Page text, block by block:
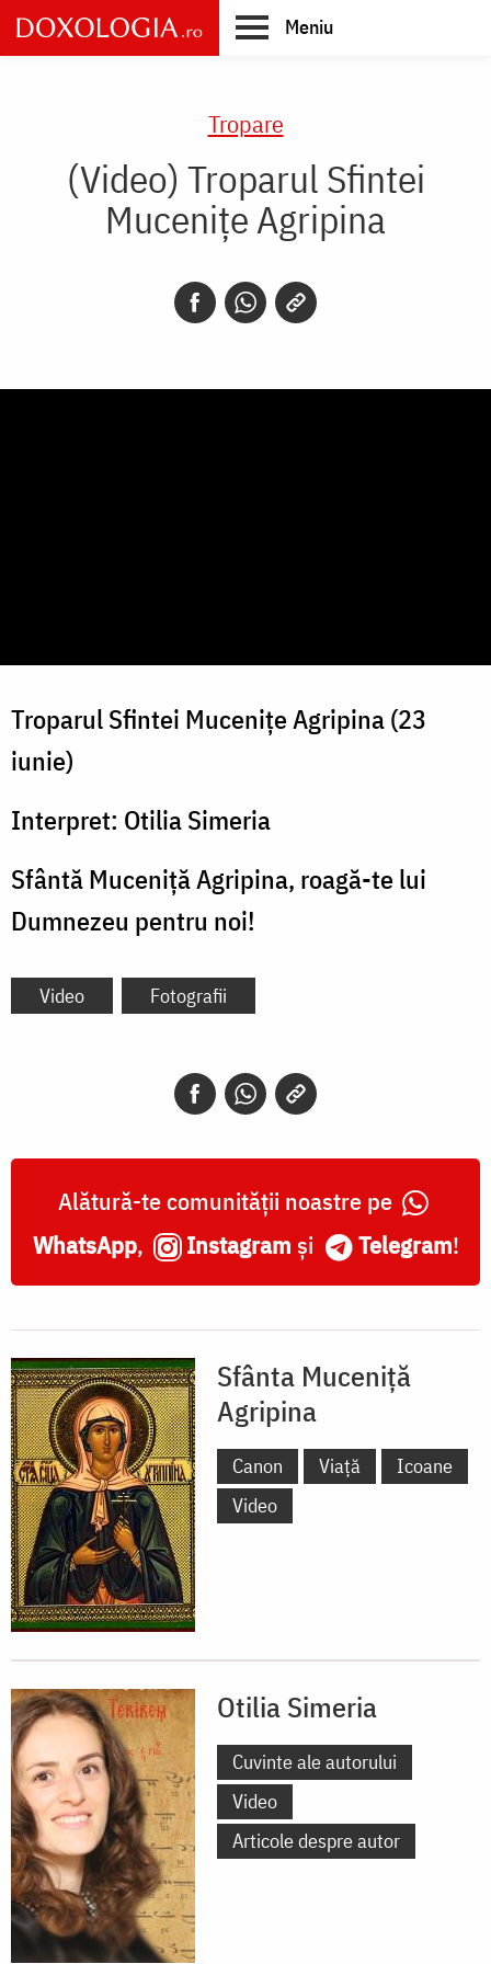
Skip
to
main
Meniu
Tropare
(Video) Troparul Sfintei
Mucenițe Agripina
Troparul Sfintei Mucenițe Agripina (23
iunie)
Interpret: Otilia Simeria
Sfântă Muceniță Agripina, roagă-te lui
Dumnezeu pentru noi!
Video Fotografii
Alătură-te comunității noastre pe
WhatsApp, Instagram și Telegram!
Sfânta Muceniță
Agripina
Canon Viață
Icoane
Video
Otilia Simeria
Cuvinte ale autorului
Video
Articole despre autor